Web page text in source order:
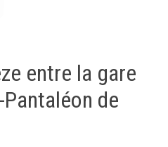
entre la gare
de